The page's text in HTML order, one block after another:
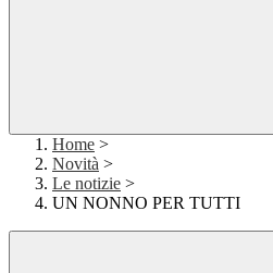
Home >
Novità >
Le notizie >
UN NONNO PER TUTTI